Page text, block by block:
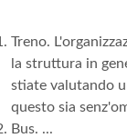
Treno.
la struttura in
stiate valutando
questo sia
Bus. ...